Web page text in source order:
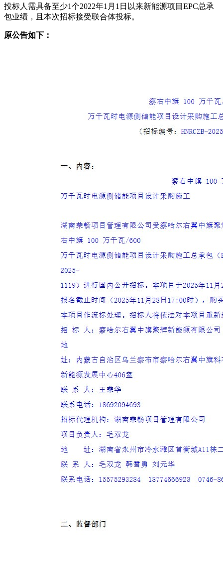
投标人需具备至少1个2022年1月1日以来新能源项目EPC总承
包业绩，且本次招标接受联合体投标。
原公告如下：